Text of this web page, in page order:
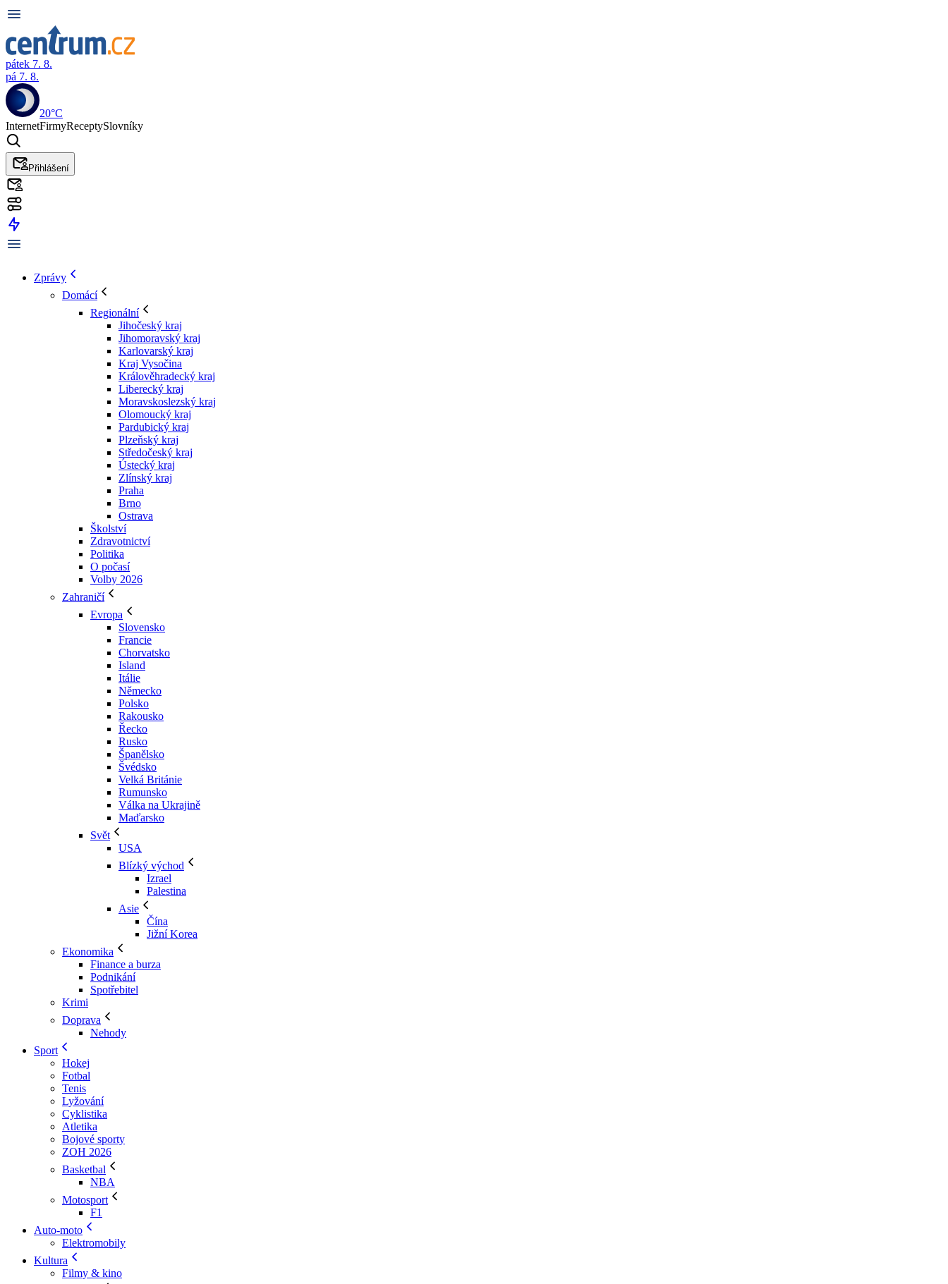
pátek 7. 8.
pá 7. 8.
20°C
InternetFirmyReceptySlovníky
Přihlášení
Zprávy
Domácí
Regionální
Jihočeský kraj
Jihomoravský kraj
Karlovarský kraj
Kraj Vysočina
Králověhradecký kraj
Liberecký kraj
Moravskoslezský kraj
Olomoucký kraj
Pardubický kraj
Plzeňský kraj
Středočeský kraj
Ústecký kraj
Zlínský kraj
Praha
Brno
Ostrava
Školství
Zdravotnictví
Politika
O počasí
Volby 2026
Zahraničí
Evropa
Slovensko
Francie
Chorvatsko
Island
Itálie
Německo
Polsko
Rakousko
Řecko
Rusko
Španělsko
Švédsko
Velká Británie
Rumunsko
Válka na Ukrajině
Maďarsko
Svět
USA
Blízký východ
Izrael
Palestina
Asie
Čína
Jižní Korea
Ekonomika
Finance a burza
Podnikání
Spotřebitel
Krimi
Doprava
Nehody
Sport
Hokej
Fotbal
Tenis
Lyžování
Cyklistika
Atletika
Bojové sporty
ZOH 2026
Basketbal
NBA
Motosport
F1
Auto-moto
Elektromobily
Kultura
Filmy & kino